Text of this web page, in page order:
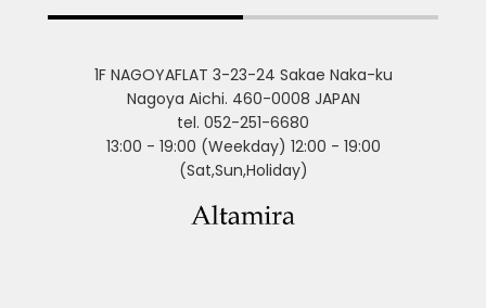
1F NAGOYAFLAT 3-23-24 Sakae Naka-ku
Nagoya Aichi. 460-0008 JAPAN
tel. 052-251-6680
13:00 - 19:00 (Weekday) 12:00 - 19:00
(Sat,Sun,Holiday)